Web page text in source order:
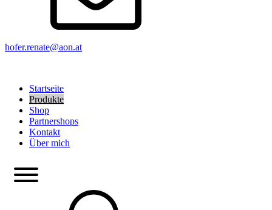
hofer.renate@aon.at
Startseite
Produkte
Shop
Partnershops
Kontakt
Über mich